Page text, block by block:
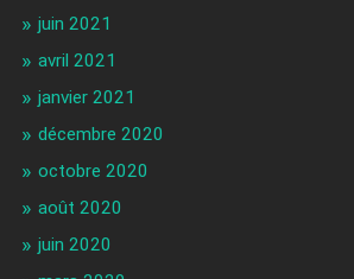
juin 2021
avril 2021
janvier 2021
décembre 2020
octobre 2020
août 2020
juin 2020